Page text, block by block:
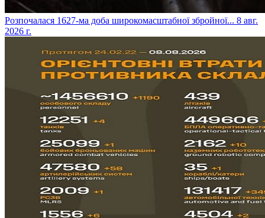
​Розпочалася 1627-ма доба широкомасштабної збройної... 8 авг.
2026 г.